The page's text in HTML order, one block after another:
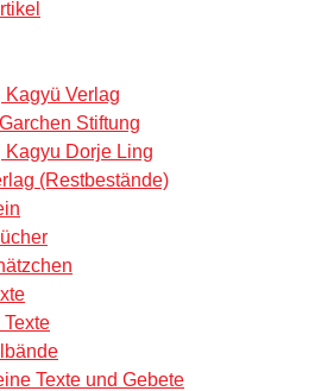
Kagyü Verlag
Stiftung
Kagyu Dorje Ling
(Restbestände)
Texte und Gebete